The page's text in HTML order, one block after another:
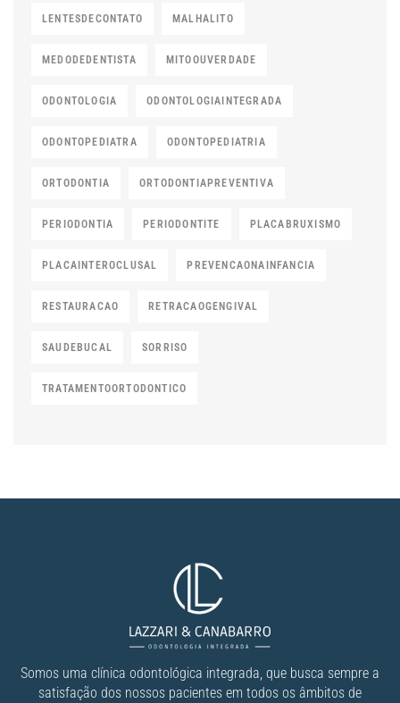
LENTESDECONTATO MALHALITO
MEDODEDENTISTA MITOOUVERDADE
ODONTOLOGIA ODONTOLOGIAINTEGRADA
ODONTOPEDIATRA ODONTOPEDIATRIA
ORTODONTIA ORTODONTIAPREVENTIVA
PERIODONTIA PERIODONTITE PLACABRUXISMO
PLACAINTEROCLUSAL PREVENCAONAINFANCIA
RESTAURACAO RETRACAOGENGIVAL
SAUDEBUCAL SORRISO
TRATAMENTOORTODONTICO
Somos uma clínica odontológica integrada, que busca sempre a
satisfação dos nossos pacientes em todos os âmbitos de